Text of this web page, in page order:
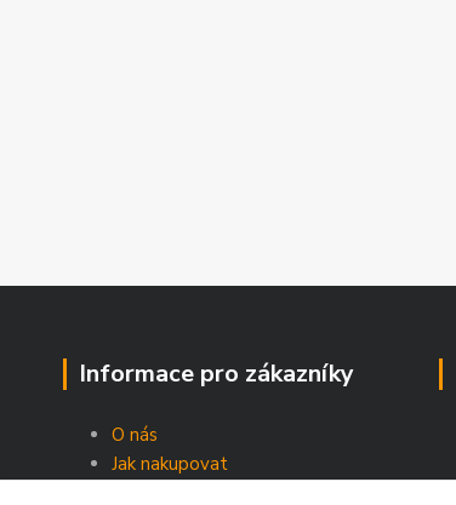
Informace pro zákazníky
O nás
Jak nakupovat